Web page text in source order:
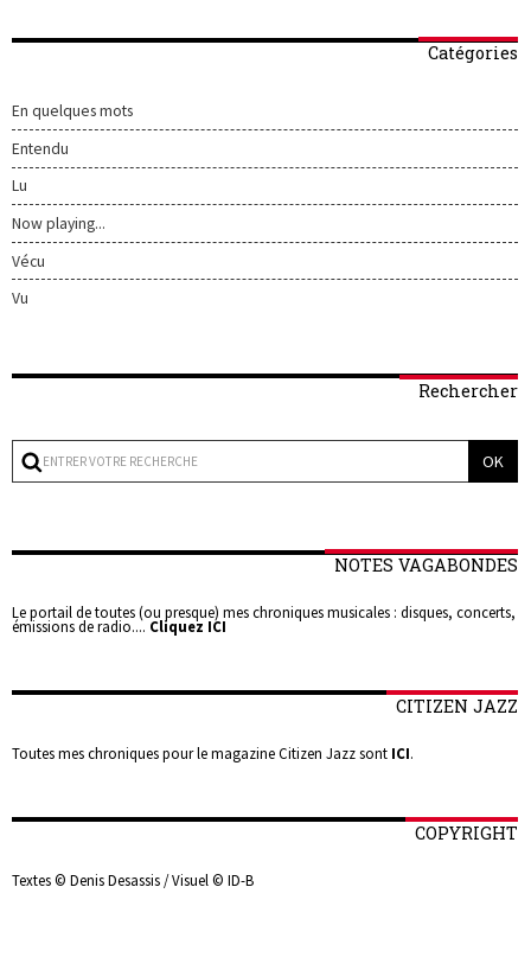
Catégories
En quelques mots
Entendu
Lu
Now playing...
Vécu
Vu
Rechercher
NOTES VAGABONDES
Le portail de toutes (ou presque) mes chroniques musicales : disques, concerts,
émissions de radio.... Cliquez ICI
CITIZEN JAZZ
Toutes mes chroniques pour le magazine Citizen Jazz sont ICI.
COPYRIGHT
Textes © Denis Desassis / Visuel © ID-B